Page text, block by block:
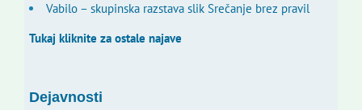
Vabilo – skupinska razstava slik Srečanje brez pravil
Tukaj kliknite za ostale najave
Dejavnosti